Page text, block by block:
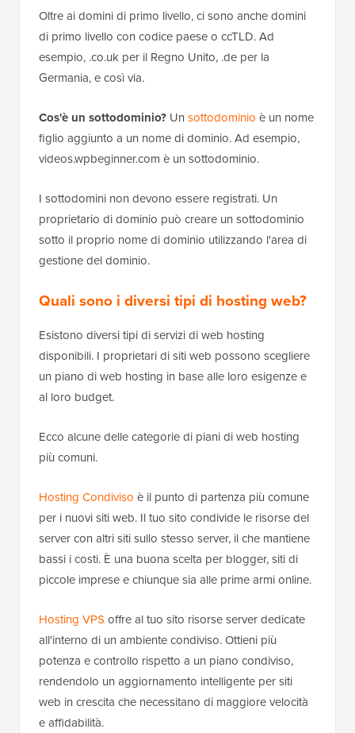
Oltre ai domini di primo livello, ci sono anche domini
di primo livello con codice paese o ccTLD. Ad
esempio, .co.uk per il Regno Unito, .de per la
Germania, e così via.
Cos'è un sottodominio? Un sottodominio è un nome
figlio aggiunto a un nome di dominio. Ad esempio,
videos.wpbeginner.com è un sottodominio.
I sottodomini non devono essere registrati. Un
proprietario di dominio può creare un sottodominio
sotto il proprio nome di dominio utilizzando l'area di
gestione del dominio.
Quali sono i diversi tipi di hosting web?
Esistono diversi tipi di servizi di web hosting
disponibili. I proprietari di siti web possono scegliere
un piano di web hosting in base alle loro esigenze e
al loro budget.
Ecco alcune delle categorie di piani di web hosting
più comuni.
Hosting Condiviso è il punto di partenza più comune
per i nuovi siti web. Il tuo sito condivide le risorse del
server con altri siti sullo stesso server, il che mantiene
bassi i costi. È una buona scelta per blogger, siti di
piccole imprese e chiunque sia alle prime armi online.
Hosting VPS offre al tuo sito risorse server dedicate
all'interno di un ambiente condiviso. Ottieni più
potenza e controllo rispetto a un piano condiviso,
rendendolo un aggiornamento intelligente per siti
web in crescita che necessitano di maggiore velocità
e affidabilità.